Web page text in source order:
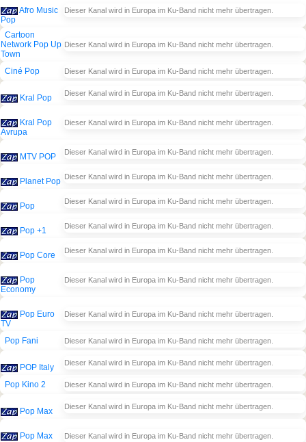
Afro Music
Pop
Dieser Kanal wird in Europa im Ku-Band nicht mehr übertragen.
Cartoon
Network Pop Up
Town
Dieser Kanal wird in Europa im Ku-Band nicht mehr übertragen.
Ciné Pop Dieser Kanal wird in Europa im Ku-Band nicht mehr übertragen.
Kral Pop Dieser Kanal wird in Europa im Ku-Band nicht mehr übertragen.
Kral Pop
Avrupa
Dieser Kanal wird in Europa im Ku-Band nicht mehr übertragen.
MTV POP Dieser Kanal wird in Europa im Ku-Band nicht mehr übertragen.
Planet Pop Dieser Kanal wird in Europa im Ku-Band nicht mehr übertragen.
Pop Dieser Kanal wird in Europa im Ku-Band nicht mehr übertragen.
Pop +1 Dieser Kanal wird in Europa im Ku-Band nicht mehr übertragen.
Pop Core Dieser Kanal wird in Europa im Ku-Band nicht mehr übertragen.
Pop
Economy
Dieser Kanal wird in Europa im Ku-Band nicht mehr übertragen.
Pop Euro
TV
Dieser Kanal wird in Europa im Ku-Band nicht mehr übertragen.
Pop Fani Dieser Kanal wird in Europa im Ku-Band nicht mehr übertragen.
POP Italy Dieser Kanal wird in Europa im Ku-Band nicht mehr übertragen.
Pop Kino 2 Dieser Kanal wird in Europa im Ku-Band nicht mehr übertragen.
Pop Max Dieser Kanal wird in Europa im Ku-Band nicht mehr übertragen.
Pop Max
Dieser Kanal wird in Europa im Ku-Band nicht mehr übertragen.